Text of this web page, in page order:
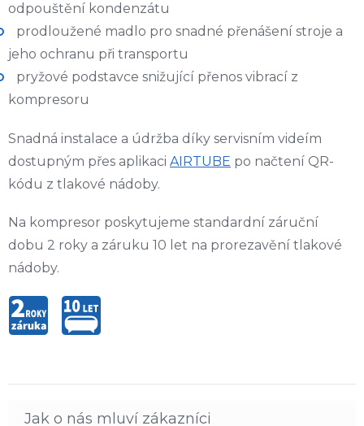
odpouštění kondenzátu
prodloužené madlo pro snadné přenášení stroje a
jeho ochranu při transportu
pryžové podstavce snižující přenos vibrací z
kompresoru
Snadná instalace a údržba díky servisním videím
dostupným přes aplikaci AIRTUBE po načtení QR-
kódu z tlakové nádoby.
Na kompresor poskytujeme standardní záruční
dobu 2 roky a záruku 10 let na prorezavění tlakové
nádoby.